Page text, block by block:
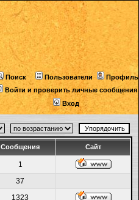
Поиск Пользователи
Профиль
Войти и проверить личные сообщения
Вход
Сообщения Сайт
1
37
1323